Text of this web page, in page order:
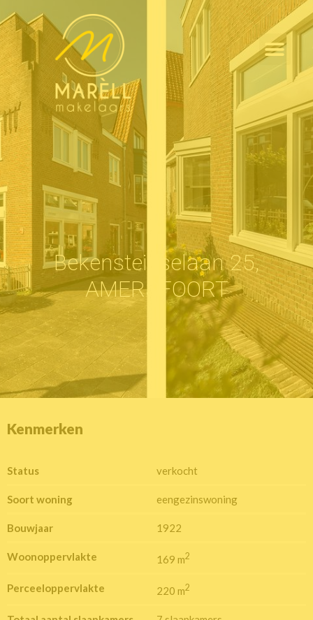
Bekensteinselaan 25,
AMERSFOORT
Kenmerken
Status verkocht
Soort woning eengezinswoning
Bouwjaar 1922
Woonoppervlakte 169 m2
Perceeloppervlakte 220 m2